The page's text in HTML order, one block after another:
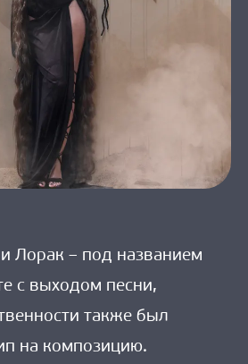
Лорак – под названием
с выходом песни,
также был
на композицию.